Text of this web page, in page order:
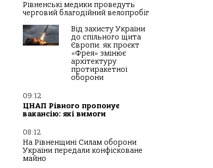
Рівненські медики проведуть
черговий благодійний велопробіг
Від захисту України
до спільного щита
Європи: як проєкт
«Фрея» змінює
архітектуру
протиракетної
оборони
09:12
ЦНАП Рівного пропонує
вакансію: які вимоги
08:12
На Рівненщині Силам оборони
України передали конфісковане
майно